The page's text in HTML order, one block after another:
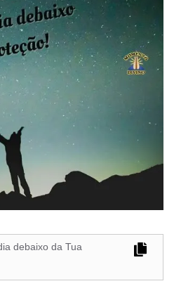
debaixo da Tua